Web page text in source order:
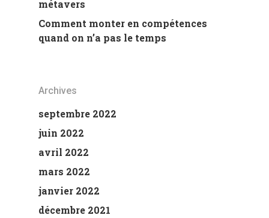
métavers
Comment monter en compétences
quand on n’a pas le temps
Archives
septembre 2022
juin 2022
avril 2022
mars 2022
janvier 2022
décembre 2021